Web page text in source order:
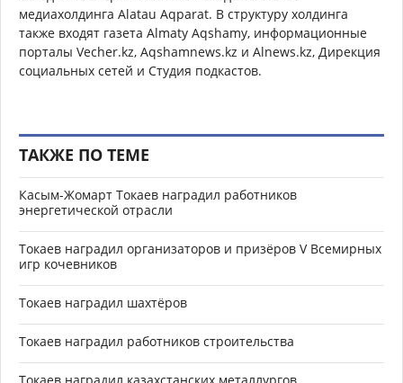
медиахолдинга Alatau Aqparat. В структуру холдинга
также входят газета Almaty Aqshamy, информационные
порталы Vecher.kz, Aqshamnews.kz и Alnews.kz, Дирекция
социальных сетей и Студия подкастов.
ТАКЖЕ ПО ТЕМЕ
Касым-Жомарт Токаев наградил работников
энергетической отрасли
Токаев наградил организаторов и призёров V Всемирных
игр кочевников
Токаев наградил шахтёров
Токаев наградил работников строительства